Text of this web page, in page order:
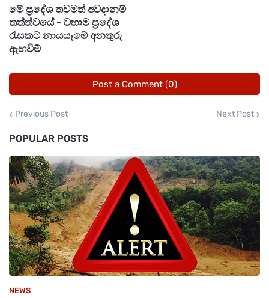
සියල්ලන් හඬවා නික්ම ගිය ඔහු ඇතුළු ඒ පුංචි පවුලට
නිවන් සුව ලැබේවා.
මේ ප්‍රදේශ තවමත් අවදානම්
තත්ත්වයේ - වහාම ප්‍රදේශ
රැසකට නායයෑමේ අනතුරු
ඇඟවීම්
Post a Comment (0)
Previous Post Next Post
POPULAR POSTS
NEWS